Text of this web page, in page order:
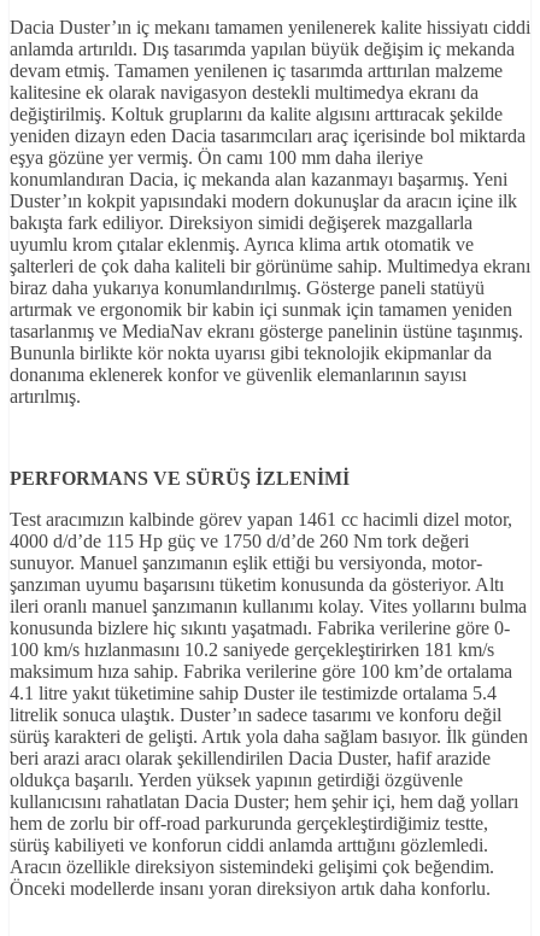
Dacia Duster’ın iç mekanı tamamen yenilenerek kalite hissiyatı ciddi
anlamda artırıldı. Dış tasarımda yapılan büyük değişim iç mekanda
devam etmiş. Tamamen yenilenen iç tasarımda arttırılan malzeme
kalitesine ek olarak navigasyon destekli multimedya ekranı da
değiştirilmiş. Koltuk gruplarını da kalite algısını arttıracak şekilde
yeniden dizayn eden Dacia tasarımcıları araç içerisinde bol miktarda
eşya gözüne yer vermiş. Ön camı 100 mm daha ileriye
konumlandıran Dacia, iç mekanda alan kazanmayı başarmış. Yeni
Duster’ın kokpit yapısındaki modern dokunuşlar da aracın içine ilk
bakışta fark ediliyor. Direksiyon simidi değişerek mazgallarla
uyumlu krom çıtalar eklenmiş. Ayrıca klima artık otomatik ve
şalterleri de çok daha kaliteli bir görünüme sahip. Multimedya ekranı
biraz daha yukarıya konumlandırılmış. Gösterge paneli statüyü
artırmak ve ergonomik bir kabin içi sunmak için tamamen yeniden
tasarlanmış ve MediaNav ekranı gösterge panelinin üstüne taşınmış.
Bununla birlikte kör nokta uyarısı gibi teknolojik ekipmanlar da
donanıma eklenerek konfor ve güvenlik elemanlarının sayısı
artırılmış.
PERFORMANS VE SÜRÜŞ İZLENİMİ
Test aracımızın kalbinde görev yapan 1461 cc hacimli dizel motor,
4000 d/d’de 115 Hp güç ve 1750 d/d’de 260 Nm tork değeri
sunuyor. Manuel şanzımanın eşlik ettiği bu versiyonda, motor-
şanzıman uyumu başarısını tüketim konusunda da gösteriyor. Altı
ileri oranlı manuel şanzımanın kullanımı kolay. Vites yollarını bulma
konusunda bizlere hiç sıkıntı yaşatmadı. Fabrika verilerine göre 0-
100 km/s hızlanmasını 10.2 saniyede gerçekleştirirken 181 km/s
maksimum hıza sahip. Fabrika verilerine göre 100 km’de ortalama
4.1 litre yakıt tüketimine sahip Duster ile testimizde ortalama 5.4
litrelik sonuca ulaştık. Duster’ın sadece tasarımı ve konforu değil
sürüş karakteri de gelişti. Artık yola daha sağlam basıyor. İlk günden
beri arazi aracı olarak şekillendirilen Dacia Duster, hafif arazide
oldukça başarılı. Yerden yüksek yapının getirdiği özgüvenle
kullanıcısını rahatlatan Dacia Duster; hem şehir içi, hem dağ yolları
hem de zorlu bir off-road parkurunda gerçekleştirdiğimiz testte,
sürüş kabiliyeti ve konforun ciddi anlamda arttığını gözlemledi.
Aracın özellikle direksiyon sistemindeki gelişimi çok beğendim.
Önceki modellerde insanı yoran direksiyon artık daha konforlu.